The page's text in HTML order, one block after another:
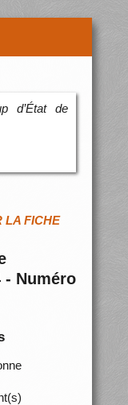
d’État de
LA FICHE
- Numéro